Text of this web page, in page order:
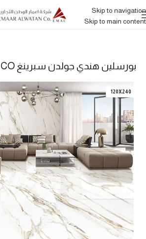
Skip to navigation
Skip to main content
بورسلين هندي جولدن سبرينغ CO
120X240